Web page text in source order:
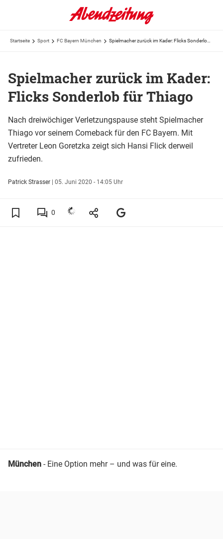
Startseite Sport FC Bayern München
Spielmacher zurück im Kader:
Flicks Sonderlob für Thiago
Nach dreiwöchiger Verletzungspause steht Spielmacher
Thiago vor seinem Comeback für den FC Bayern. Mit
Vertreter Leon Goretzka zeigt sich Hansi Flick derweil
zufrieden.
Patrick Strasser | 05. Juni 2020 - 14:05 Uhr
0
München - Eine Option mehr – und was für eine.